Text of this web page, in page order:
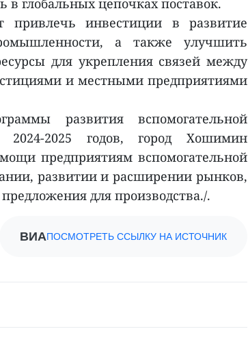
в глобальных цепочках поставок.
привлечь инвестиции в развитие
а также улучшить
для укрепления связей между
и местными предприятиями
развития вспомогательной
2025 годов, город Хошимин
предприятиям вспомогательной
развитии и расширении рынков,
для производства./.
ВИАПОСМОТРЕТЬ ССЫЛКУ НА ИСТОЧНИК